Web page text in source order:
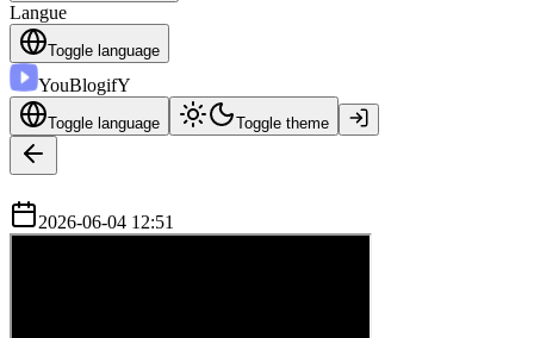
Langue
Toggle language
YouBlogifY
Toggle language Toggle theme
2026-06-04 12:51